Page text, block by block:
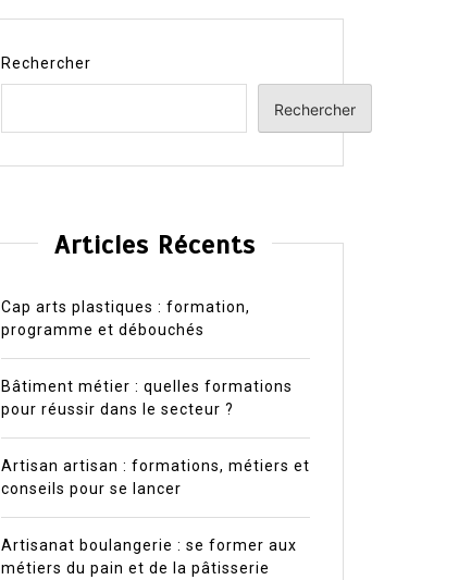
Rechercher
Rechercher
Articles Récents
Cap arts plastiques : formation,
programme et débouchés
Bâtiment métier : quelles formations
pour réussir dans le secteur ?
Artisan artisan : formations, métiers et
conseils pour se lancer
Artisanat boulangerie : se former aux
métiers du pain et de la pâtisserie